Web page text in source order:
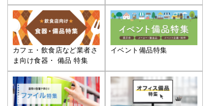
カフェ・飲食店など業者さ
ま向け食器・ 備品 特集
イベント備品特集